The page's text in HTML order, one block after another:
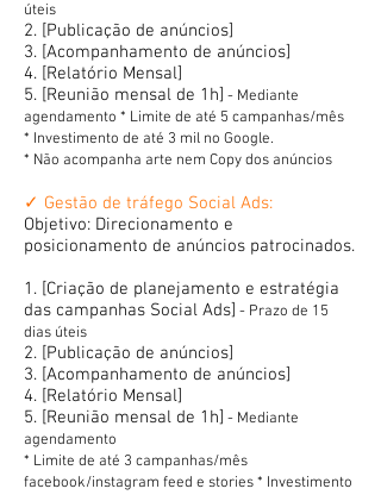
úteis
2. [Publicação de anúncios]
3. [Acompanhamento de anúncios]
4. [Relatório Mensal]
5. [Reunião mensal de 1h] - Mediante
agendamento * Limite de até 5 campanhas/mês
* Investimento de até 3 mil no Google.
* Não acompanha arte nem Copy dos anúncios
✓ Gestão de tráfego Social Ads:
Objetivo: Direcionamento e
posicionamento de anúncios patrocinados.
1. [Criação de planejamento e estratégia
das campanhas Social Ads] - Prazo de 15
dias úteis
2. [Publicação de anúncios]
3. [Acompanhamento de anúncios]
4. [Relatório Mensal]
5. [Reunião mensal de 1h] - Mediante
agendamento
* Limite de até 3 campanhas/mês
facebook/instagram feed e stories * Investimento